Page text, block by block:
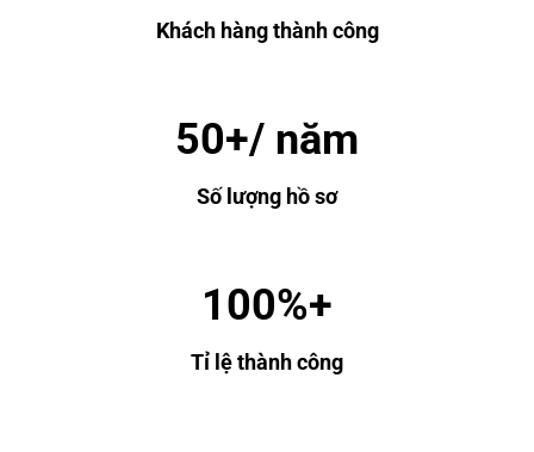
Khách hàng thành công
50+/ năm
Số lượng hồ sơ
100%+
Tỉ lệ thành công